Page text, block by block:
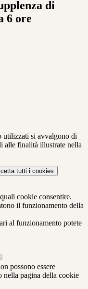
di
6 ore
utilizzati si avvalgono di
alle finalità illustrate nella
tutti i cookies
cookie consentire.
il funzionamento della
al funzionamento potete
possono essere
nella pagina della cookie